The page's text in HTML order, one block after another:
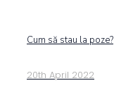
Cum să stau la poze?
20th April 2022